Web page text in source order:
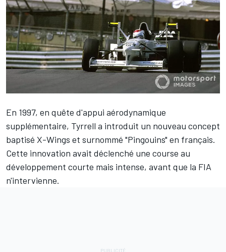
En 1997, en quête d'appui aérodynamique
supplémentaire, Tyrrell a introduit un nouveau concept
baptisé X-Wings et surnommé "Pingouins" en français.
Cette innovation avait déclenché une course au
développement courte mais intense, avant que la FIA
n'intervienne.